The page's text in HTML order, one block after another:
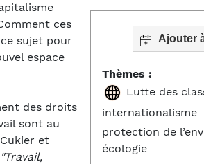
Ajouter
Thèmes :
Lutte des
internationalisme
protection de
écologie
ces
sujet pour
espace
des droits
sont au
et
"Travail,